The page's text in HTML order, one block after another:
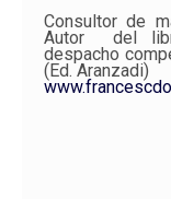
Consultor de
Autor del
despacho
(Ed. Aranzadi)